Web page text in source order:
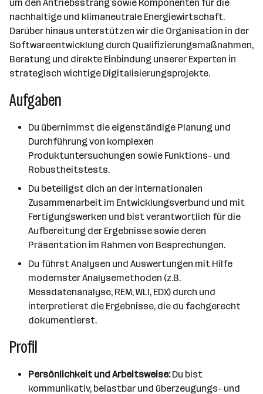
um den Antriebsstrang sowie Komponenten für die
nachhaltige und klimaneutrale Energiewirtschaft.
Darüber hinaus unterstützen wir die Organisation in der
Softwareentwicklung durch Qualifizierungsmaßnahmen,
Beratung und direkte Einbindung unserer Experten in
strategisch wichtige Digitalisierungsprojekte.
Aufgaben
Du übernimmst die eigenständige Planung und
Durchführung von komplexen
Produktuntersuchungen sowie Funktions- und
Robustheitstests.
Du beteiligst dich an der internationalen
Zusammenarbeit im Entwicklungsverbund und mit
Fertigungswerken und bist verantwortlich für die
Aufbereitung der Ergebnisse sowie deren
Präsentation im Rahmen von Besprechungen.
Du führst Analysen und Auswertungen mit Hilfe
modernster Analysemethoden (z.B.
Messdatenanalyse, REM, WLI, EDX) durch und
interpretierst die Ergebnisse, die du fachgerecht
dokumentierst.
Profil
Persönlichkeit und Arbeitsweise:Du bist
kommunikativ, belastbar und überzeugungs- und